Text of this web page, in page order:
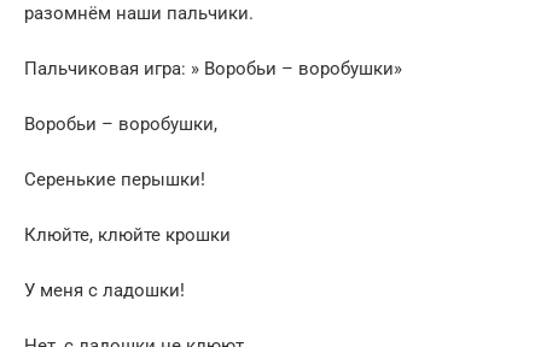
разомнём наши пальчики.
Пальчиковая игра: » Воробьи – воробушки»
Воробьи – воробушки,
Серенькие перышки!
Клюйте, клюйте крошки
У меня с ладошки!